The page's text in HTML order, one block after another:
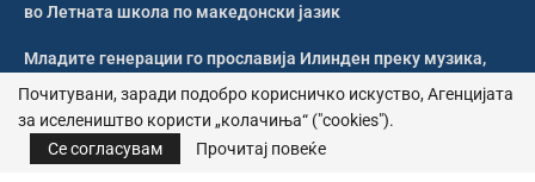
во Летната школа по македонски јазик
Младите генерации го прославија Илинден преку музика,
Свечено и молитвено одбележан Илинден во Џилонг
Почитувани, заради подобро корисничко искуство, Агенцијата
за иселеништво користи „колачиња“ ("cookies").
Се согласувам
Прочитај повеќе